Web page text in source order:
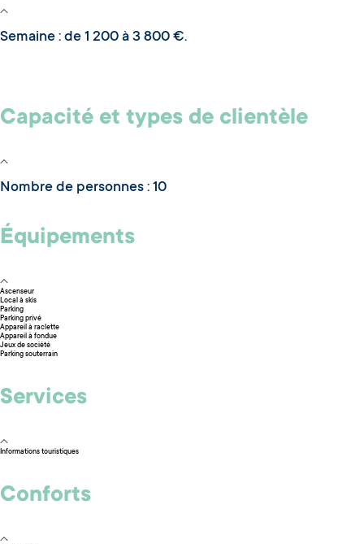
Semaine : de 1 200 à 3 800 €.
Capacité et types de clientèle
Nombre de personnes : 10
Équipements
Ascenseur
Local à skis
Parking
Parking privé
Appareil à raclette
Appareil à fondue
Jeux de société
Parking souterrain
Services
Informations touristiques
Conforts